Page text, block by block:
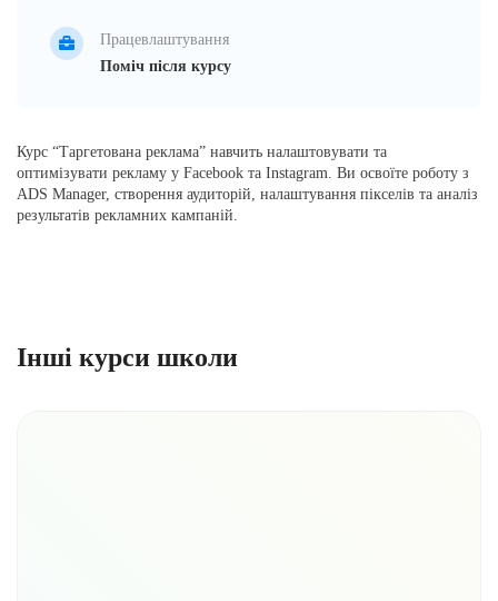
Працевлаштування
Поміч після курсу
Курс “Таргетована реклама” навчить налаштовувати та
оптимізувати рекламу у Facebook та Instagram. Ви освоїте роботу з
ADS Manager, створення аудиторій, налаштування пікселів та аналіз
результатів рекламних кампаній.
Інші курси школи